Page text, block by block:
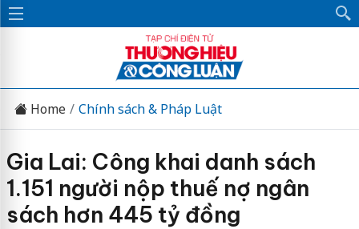
Home Chính sách & Pháp Luật
Gia Lai: Công khai danh sách
1.151 người nộp thuế nợ ngân
sách hơn 445 tỷ đồng